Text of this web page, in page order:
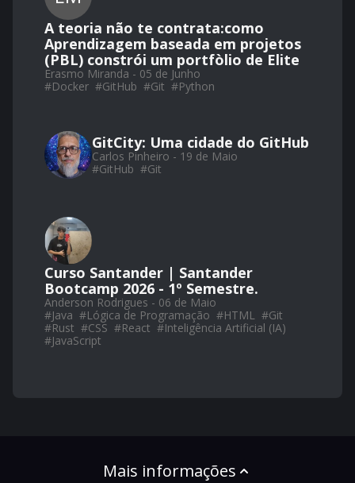
A teoria não te contrata:como
Aprendizagem baseada em projetos
(PBL) constrói um portfòlio de Elite
Erasmo Miranda - 05 de Junho
#Docker #GitHub #Git #Python
GitCity: Uma cidade do GitHub
Carlos Pinheiro - 19 de Maio
#GitHub #Git
Curso Santander | Santander
Bootcamp 2026 - 1º Semestre.
Anderson Rodrigues - 06 de Maio
#Java #Lógica de Programação #HTML #Git
#Rust #CSS #React #Inteligência Artificial (IA)
#JavaScript
Mais informações